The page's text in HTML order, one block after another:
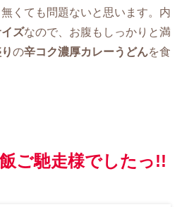
くても問題ないと思います。内
ズなので、お腹もしっかりと満
の辛コク濃厚カレーうどんを食
ご馳走様でしたっ!!